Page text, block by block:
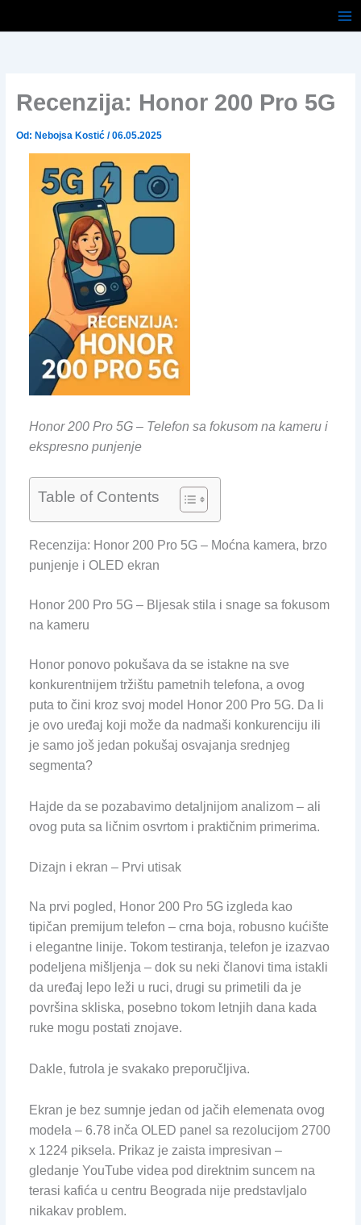
Recenzija: Honor 200 Pro 5G
Od: Nebojsa Kostić /06.05.2025
Honor 200 Pro 5G – Telefon sa fokusom na kameru i
ekspresno punjenje
Table of Contents
Recenzija: Honor 200 Pro 5G – Moćna kamera, brzo
punjenje i OLED ekran
Honor 200 Pro 5G – Bljesak stila i snage sa fokusom
na kameru
Honor ponovo pokušava da se istakne na sve
konkurentnijem tržištu pametnih telefona, a ovog
puta to čini kroz svoj model Honor 200 Pro 5G. Da li
je ovo uređaj koji može da nadmaši konkurenciju ili
je samo još jedan pokušaj osvajanja srednjeg
segmenta?
Hajde da se pozabavimo detaljnijom analizom – ali
ovog puta sa ličnim osvrtom i praktičnim primerima.
Dizajn i ekran – Prvi utisak
Na prvi pogled, Honor 200 Pro 5G izgleda kao
tipičan premijum telefon – crna boja, robusno kućište
i elegantne linije. Tokom testiranja, telefon je izazvao
podeljena mišljenja – dok su neki članovi tima istakli
da uređaj lepo leži u ruci, drugi su primetili da je
površina skliska, posebno tokom letnjih dana kada
ruke mogu postati znojave.
Dakle, futrola je svakako preporučljiva.
Ekran je bez sumnje jedan od jačih elemenata ovog
modela – 6.78 inča OLED panel sa rezolucijom 2700
x 1224 piksela. Prikaz je zaista impresivan –
gledanje YouTube videa pod direktnim suncem na
terasi kafića u centru Beograda nije predstavljalo
nikakav problem.